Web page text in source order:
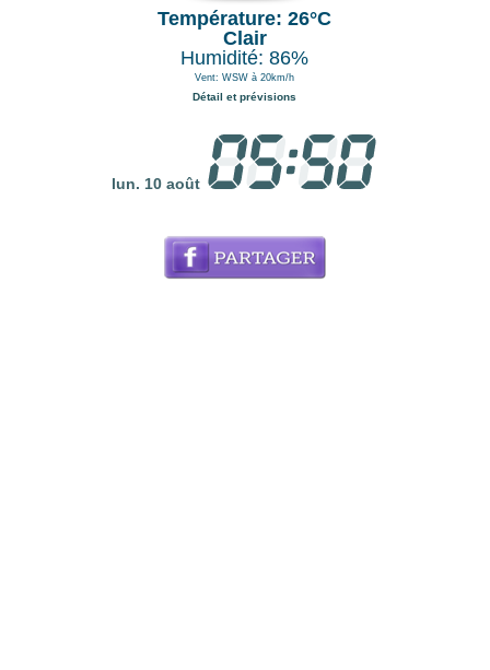
Température: 26°C
Clair
Humidité: 86%
Vent: WSW à 20km/h
Détail et prévisions
lun. 10 août